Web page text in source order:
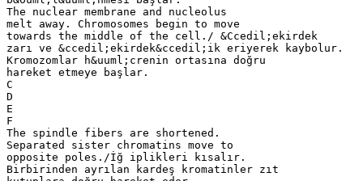
The nuclear membrane and nucleolus
melt away. Chromosomes begin to move
towards the middle of the cell./ &Ccedil;ekirdek
zarı ve &ccedil;ekirdek&ccedil;ik eriyerek kaybolur.
Kromozomlar h&uuml;crenin ortasına doğru
hareket etmeye başlar.
C
D
E
F
The spindle fibers are shortened.
Separated sister chromatins move to
opposite poles./İğ iplikleri kısalır.
Birbirinden ayrılan kardeş kromatinler zıt